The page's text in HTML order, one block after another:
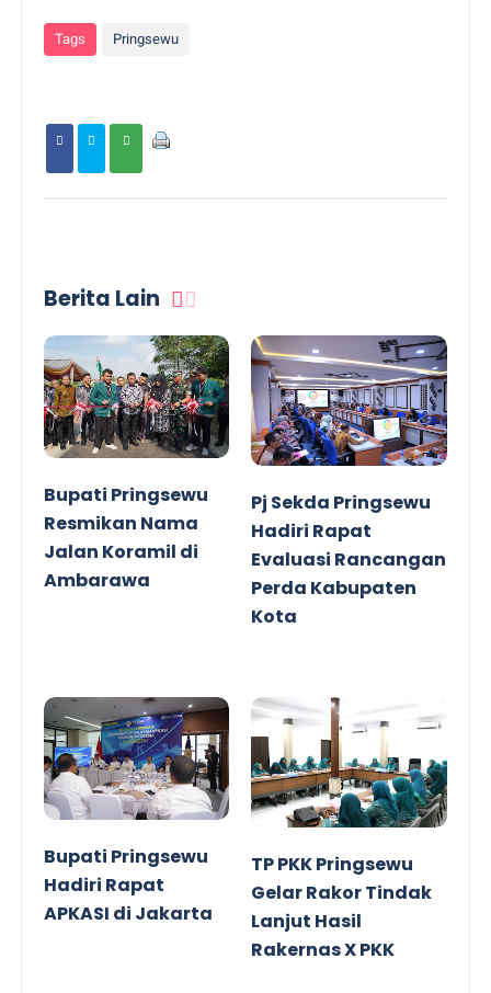
Tags Pringsewu
Berita Lain
Bupati Pringsewu
Resmikan Nama
Jalan Koramil di
Ambarawa
Pj Sekda Pringsewu
Hadiri Rapat
Evaluasi Rancangan
Perda Kabupaten
Kota
Bupati Pringsewu
Hadiri Rapat
APKASI di Jakarta
TP PKK Pringsewu
Gelar Rakor Tindak
Lanjut Hasil
Rakernas X PKK